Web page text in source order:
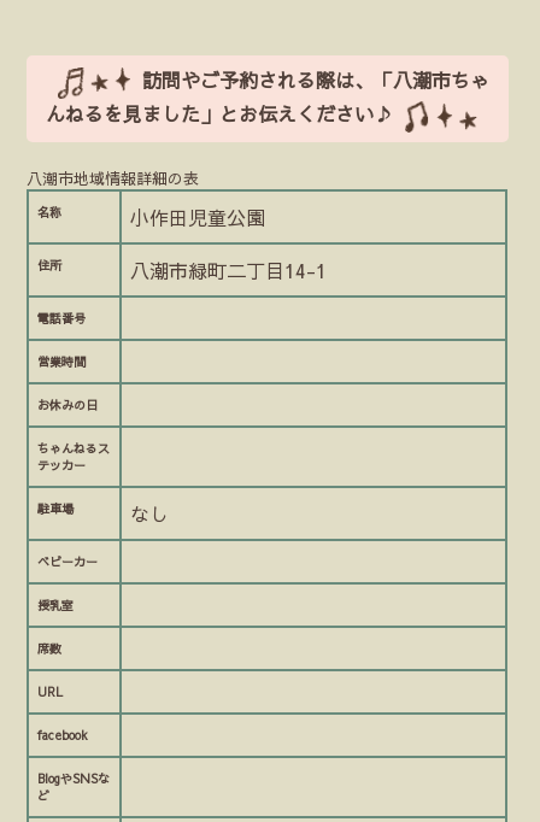
訪問やご予約される際は、「八潮市ちゃ
んねるを見ました」とお伝えください♪
八潮市地域情報詳細の表
名称 小作田児童公園
住所 八潮市緑町二丁目14-1
電話番号
営業時間
お休みの日
ちゃんねるス
テッカー
駐車場 なし
ベビーカー
授乳室
席数
URL
facebook
BlogやSNSな
ど